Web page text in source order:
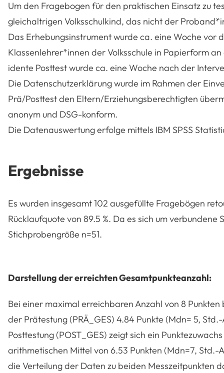
Um den Fragebogen für den praktischen Einsatz zu
gleichaltrigen Volksschulkind, das nicht der
Das Erhebungsinstrument wurde ca. eine Woche vor
Klassenlehrer*innen der Volksschule in Papierform
idente Posttest wurde ca. eine Woche nach der
Die Datenschutzerklärung wurde im Rahmen der
Prä/Posttest den Eltern/Erziehungsberechtigten
anonym und DSG-konform.
Die Datenauswertung erfolge mittels IBM SPSS
Ergebnisse
Es wurden insgesamt 102 ausgefüllte Fragebögen
Rücklaufquote von 89.5 %. Da es sich um
Stichprobengröße n=51.
Darstellung der erreichten Gesamtpunkteanzahl:
Bei einer maximal erreichbaren Anzahl von 8
der Prätestung (PRÄ_GES) 4.84 Punkte (Mdn= 5,
Posttestung (POST_GES) zeigt sich ein
arithmetischen Mittel von 6.53 Punkten (Mdn=7, Std.-
die Verteilung der Daten zu beiden Messzeitpunkten